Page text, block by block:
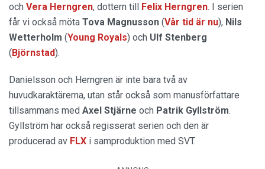
och Vera Herngren, dottern till Felix Herngren. I serien
får vi också möta Tova Magnusson (Vår tid är nu), Nils
Wetterholm (Young Royals) och Ulf Stenberg
(Björnstad).
Danielsson och Herngren är inte bara två av
huvudkaraktärerna, utan står också som manusförfattare
tillsammans med Axel Stjärne och Patrik Gyllström.
Gyllström har också regisserat serien och den är
producerad av FLX i samproduktion med SVT.